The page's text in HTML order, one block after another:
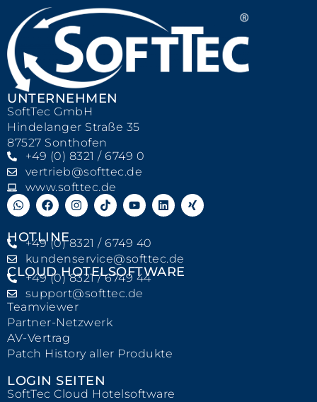
UNTERNEHMEN
SoftTec GmbH
Hindelanger Straße 35
87527 Sonthofen
+49 (0) 8321 / 6749 0
vertrieb@softtec.de
www.softtec.de
HOTLINE
+49 (0) 8321 / 6749 40
kundenservice@softtec.de
CLOUD HOTELSOFTWARE
+49 (0) 8321 / 6749 44
support@softtec.de
Teamviewer
Partner-Netzwerk
AV-Vertrag
Patch History aller Produkte
LOGIN SEITEN
SoftTec Cloud Hotelsoftware